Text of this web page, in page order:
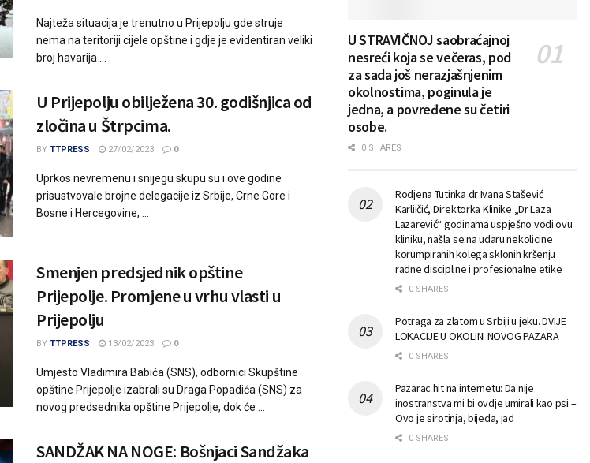
Najteža situacija je trenutno u Prijepolju gde struje
nema na teritoriji cijele opštine i gdje je evidentiran veliki
broj havarija ...
U Prijepolju obilježena 30. godišnjica od
zločina u Štrpcima.
BY TTPRESS 27/02/2023 0
Uprkos nevremenu i snijegu skupu su i ove godine
prisustvovale brojne delegacije iz Srbije, Crne Gore i
Bosne i Hercegovine, ...
Smenjen predsjednik opštine
Prijepolje. Promjene u vrhu vlasti u
Prijepolju
BY TTPRESS 13/02/2023 0
Umjesto Vladimira Babića (SNS), odbornici Skupštine
opštine Prijepolje izabrali su Draga Popadića (SNS) za
novog predsednika opštine Prijepolje, dok će ...
SANDŽAK NA NOGE: Bošnjaci Sandžaka
U STRAVIČNOJ saobraćajnoj
nesreći koja se večeras, pod
za sada još nerazjašnjenim
okolnostima, poginula je
jedna, a povređene su četiri
osobe.
0 SHARES
Rodjena Tutinka dr Ivana Stašević
Karliičić, Direktorka Klinike „Dr Laza
Lazarević“ godinama uspješno vodi ovu
kliniku, našla se na udaru nekolicine
korumpiranih kolega sklonih kršenju
radne discipline i profesionalne etike
0 SHARES
Potraga za zlatom u Srbiji u jeku. DVIJE
LOKACIJE U OKOLINI NOVOG PAZARA
0 SHARES
Pazarac hit na internetu: Da nije
inostranstva mi bi ovdje umirali kao psi –
Ovo je sirotinja, bijeda, jad
0 SHARES